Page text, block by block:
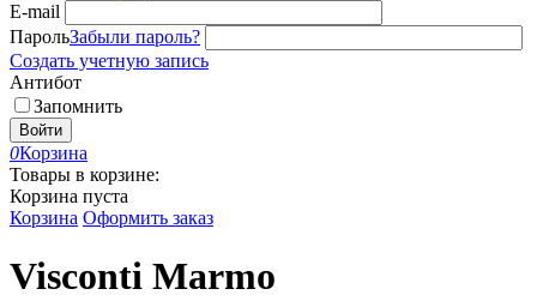
E-mail
ПарольЗабыли пароль?
Создать учетную запись
Антибот
Запомнить
Войти
0Корзина
Товары в корзине:
Корзина пуста
Корзина Оформить заказ
Visconti Marmo